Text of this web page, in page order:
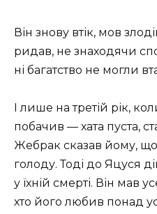
Він знову втік, мов
ридав, не знаходячи
ні багатство не могли
І лише на третій рік,
побачив — хата пуста,
Жебрак сказав йому,
голоду. Тоді до Яцуся
у їхній смерті. Він мав
хто його любив понад